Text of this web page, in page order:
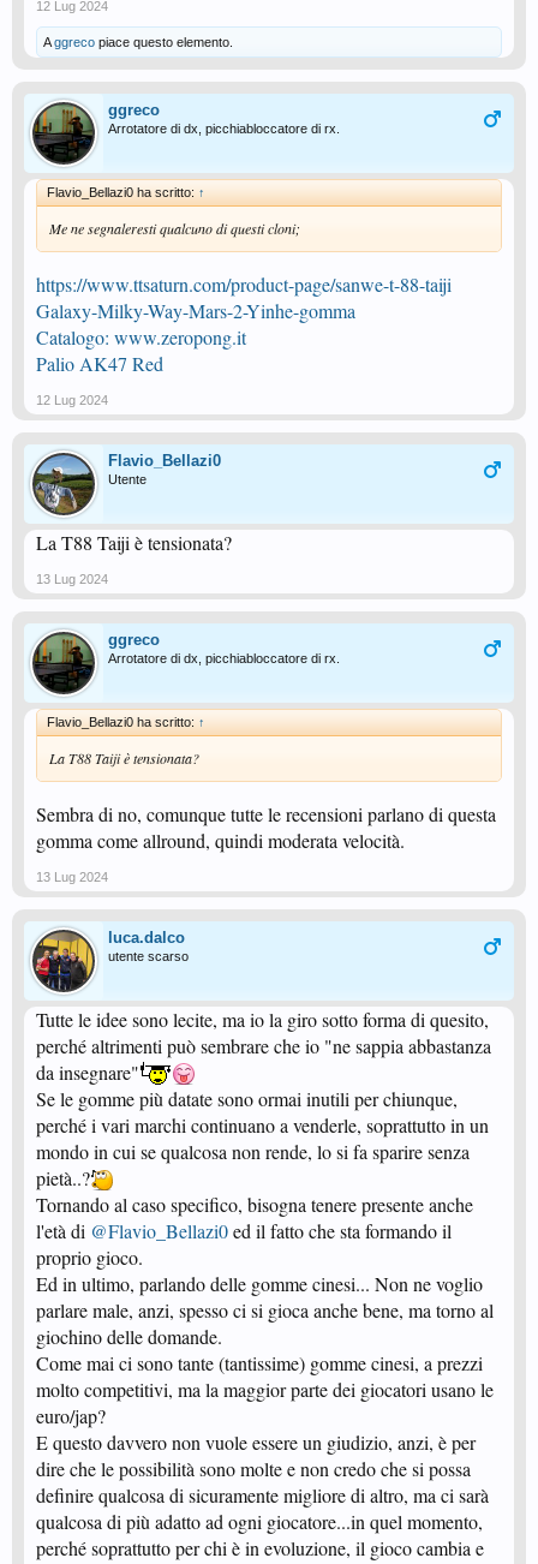
12 Lug 2024
Aggreco piace questo elemento.
ggreco
Arrotatore di dx, picchiabloccatore di rx.
Flavio_Bellazi0 ha scritto: ↑
Me ne segnaleresti qualcuno di questi cloni;
https://www.ttsaturn.com/product-page/sanwe-t-88-taiji
Galaxy-Milky-Way-Mars-2-Yinhe-gomma
Catalogo: www.zeropong.it
Palio AK47 Red
12 Lug 2024
Flavio_Bellazi0
Utente
La T88 Taiji è tensionata?
13 Lug 2024
ggreco
Arrotatore di dx, picchiabloccatore di rx.
Flavio_Bellazi0 ha scritto: ↑
La T88 Taiji è tensionata?
Sembra di no, comunque tutte le recensioni parlano di questa
gomma come allround, quindi moderata velocità.
13 Lug 2024
luca.dalco
utente scarso
Tutte le idee sono lecite, ma io la giro sotto forma di quesito,
perché altrimenti può sembrare che io "ne sappia abbastanza
da insegnare"
Se le gomme più datate sono ormai inutili per chiunque,
perché i vari marchi continuano a venderle, soprattutto in un
mondo in cui se qualcosa non rende, lo si fa sparire senza
pietà..?
Tornando al caso specifico, bisogna tenere presente anche
l'età di @Flavio_Bellazi0ed il fatto che sta formando il
proprio gioco.
Ed in ultimo, parlando delle gomme cinesi... Non ne voglio
parlare male, anzi, spesso ci si gioca anche bene, ma torno al
giochino delle domande.
Come mai ci sono tante (tantissime) gomme cinesi, a prezzi
molto competitivi, ma la maggior parte dei giocatori usano le
euro/jap?
E questo davvero non vuole essere un giudizio, anzi, è per
dire che le possibilità sono molte e non credo che si possa
definire qualcosa di sicuramente migliore di altro, ma ci sarà
qualcosa di più adatto ad ogni giocatore...in quel momento,
perché soprattutto per chi è in evoluzione, il gioco cambia e